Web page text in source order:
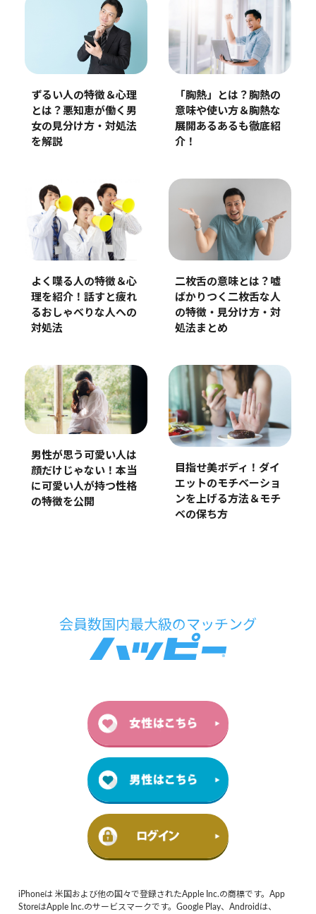
ずるい人の特徴＆心理
とは？悪知恵が働く男
女の見分け方・対処法
を解説
「胸熱」とは？胸熱の
意味や使い方＆胸熱な
展開あるあるも徹底紹
介！
よく喋る人の特徴＆心
理を紹介！話すと疲れ
るおしゃべりな人への
対処法
二枚舌の意味とは？嘘
ばかりつく二枚舌な人
の特徴・見分け方・対
処法まとめ
男性が思う可愛い人は
顔だけじゃない！本当
に可愛い人が持つ性格
の特徴を公開
目指せ美ボディ！ダイ
エットのモチベーショ
ンを上げる方法＆モチ
ベの保ち方
iPhoneは 米国および他の国々で登録されたApple Inc.の商標です。App
StoreはApple Inc.のサービスマークです。Google Play、Androidは、